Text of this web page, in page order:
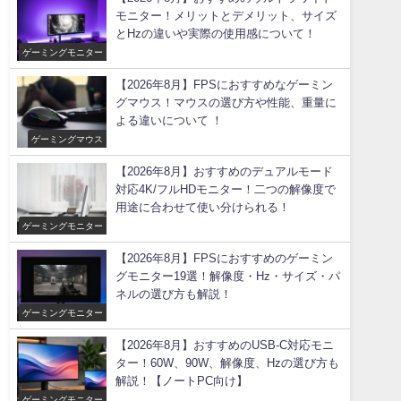
ゲーミングモニター
モニター！メリットとデメリット、サイズ
とHzの違いや実際の使用感について！
ゲーミングマウス
【2026年8月】FPSにおすすめなゲーミン
グマウス！マウスの選び方や性能、重量に
よる違いについて ！
ゲーミングモニター
【2026年8月】おすすめのデュアルモード
対応4K/フルHDモニター！二つの解像度で
用途に合わせて使い分けられる！
ゲーミングモニター
【2026年8月】FPSにおすすめのゲーミン
グモニター19選！解像度・Hz・サイズ・パ
ネルの選び方も解説！
【2026年8月】おすすめのUSB-C対応モニ
ター！60W、90W、解像度、Hzの選び方も
解説！【ノートPC向け】